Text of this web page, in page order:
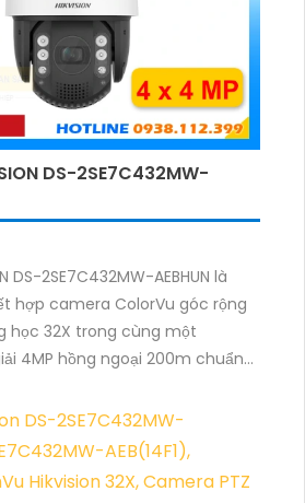
DS-2SE7C432MW-
DS-2SE7C432MW-AEBHUN là
hợp camera ColorVu góc rộng
học 32X trong cùng một
4MP hồng ngoại 200m chuẩn
rộng với hình ảnh rõ nét cả